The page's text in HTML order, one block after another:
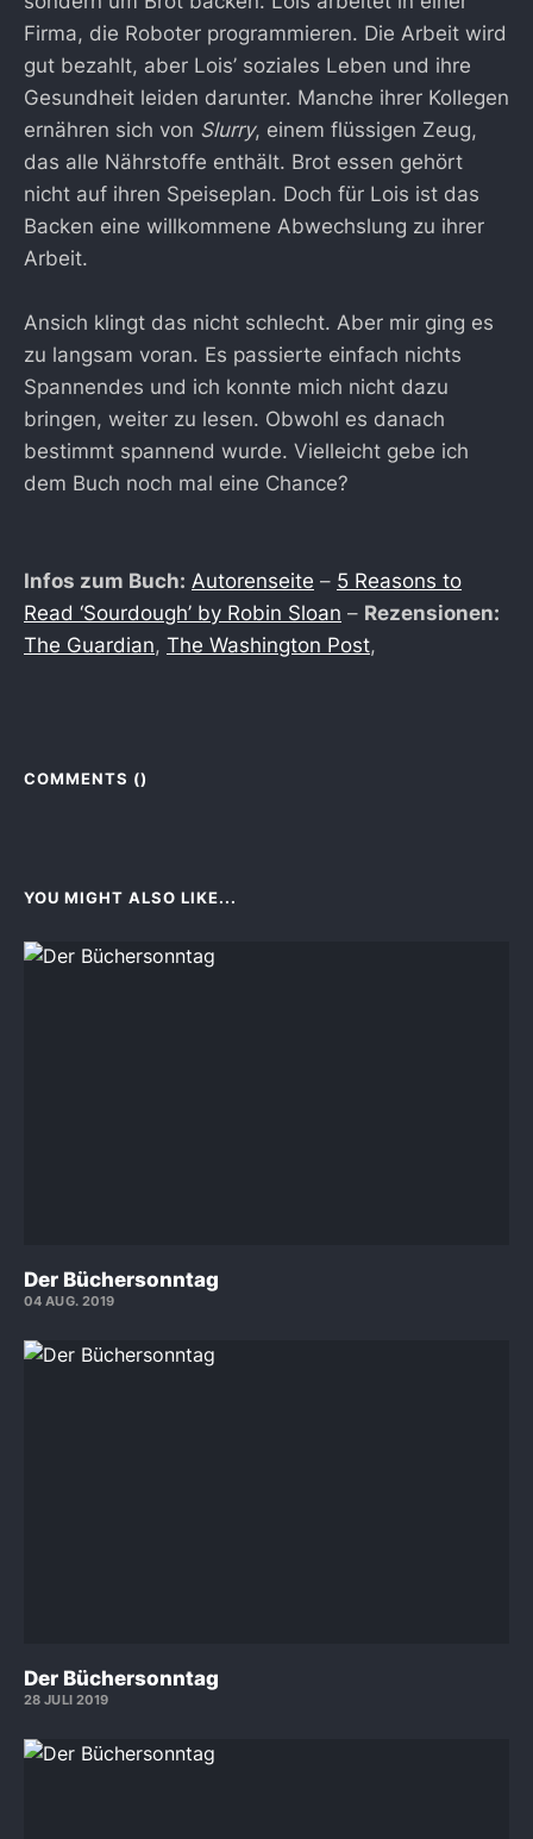
Firma, die Roboter programmieren. Die Arbeit wird
gut bezahlt, aber Lois’ soziales Leben und ihre
Gesundheit leiden darunter. Manche ihrer Kollegen
ernähren sich von Slurry, einem flüssigen Zeug,
das alle Nährstoffe enthält. Brot essen gehört
nicht auf ihren Speiseplan. Doch für Lois ist das
Backen eine willkommene Abwechslung zu ihrer
Arbeit.
Ansich klingt das nicht schlecht. Aber mir ging es
zu langsam voran. Es passierte einfach nichts
Spannendes und ich konnte mich nicht dazu
bringen, weiter zu lesen. Obwohl es danach
bestimmt spannend wurde. Vielleicht gebe ich
dem Buch noch mal eine Chance?
Infos zum Buch: Autorenseite – 5 Reasons to
Read ‘Sourdough’ by Robin Sloan – Rezensionen:
The Guardian, The Washington Post,
COMMENTS ()
YOU MIGHT ALSO LIKE...
Der Büchersonntag
04 AUG. 2019
Der Büchersonntag
28 JULI 2019